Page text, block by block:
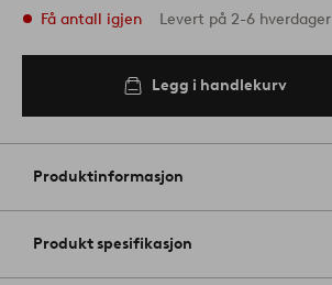
Få antall igjen Levert på 2-6 hverdager
Legg i handlekurv
Produktinformasjon
Produkt spesifikasjon